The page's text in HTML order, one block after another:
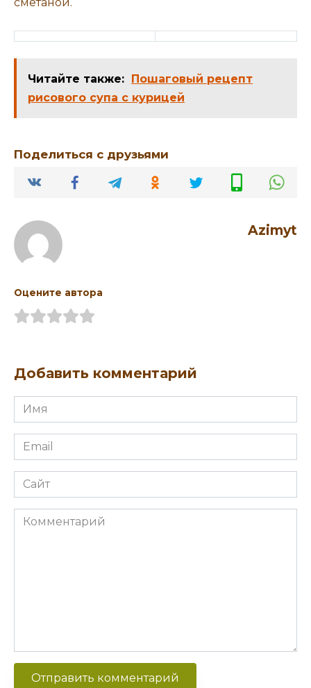
Читайте также: Пошаговый рецепт
рисового супа с курицей
Поделиться с друзьями
Azimyt
Оцените автора
Добавить комментарий
Имя
Email
Сайт
Комментарий